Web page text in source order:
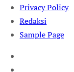
Privacy Policy
Redaksi
Sample Page